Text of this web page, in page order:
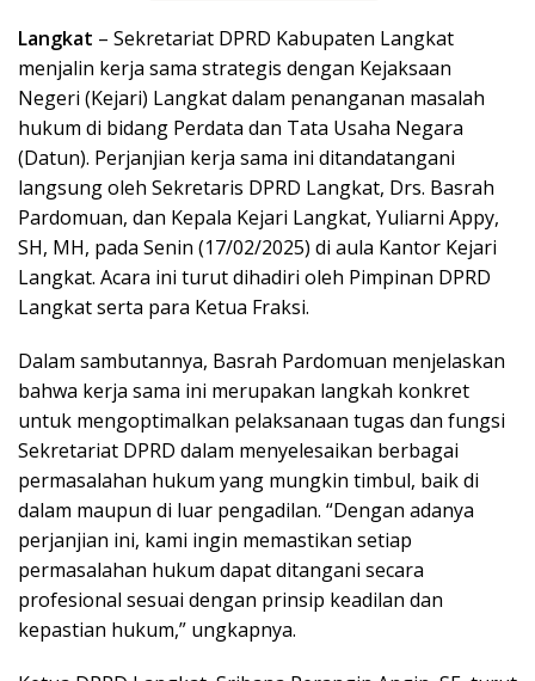
Langkat – Sekretariat DPRD Kabupaten Langkat
menjalin kerja sama strategis dengan Kejaksaan
Negeri (Kejari) Langkat dalam penanganan masalah
hukum di bidang Perdata dan Tata Usaha Negara
(Datun). Perjanjian kerja sama ini ditandatangani
langsung oleh Sekretaris DPRD Langkat, Drs. Basrah
Pardomuan, dan Kepala Kejari Langkat, Yuliarni Appy,
SH, MH, pada Senin (17/02/2025) di aula Kantor Kejari
Langkat. Acara ini turut dihadiri oleh Pimpinan DPRD
Langkat serta para Ketua Fraksi.
Dalam sambutannya, Basrah Pardomuan menjelaskan
bahwa kerja sama ini merupakan langkah konkret
untuk mengoptimalkan pelaksanaan tugas dan fungsi
Sekretariat DPRD dalam menyelesaikan berbagai
permasalahan hukum yang mungkin timbul, baik di
dalam maupun di luar pengadilan. “Dengan adanya
perjanjian ini, kami ingin memastikan setiap
permasalahan hukum dapat ditangani secara
profesional sesuai dengan prinsip keadilan dan
kepastian hukum,” ungkapnya.